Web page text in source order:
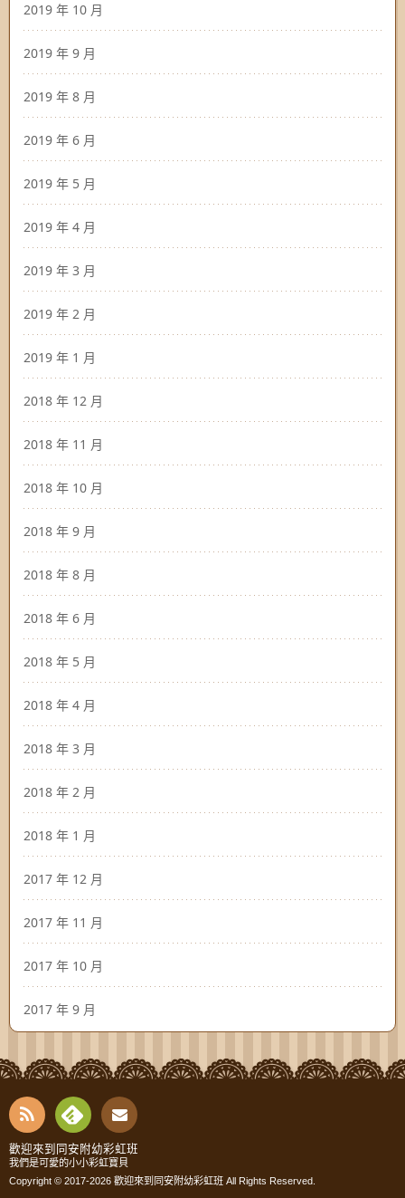
2019 年 10 月
2019 年 9 月
2019 年 8 月
2019 年 6 月
2019 年 5 月
2019 年 4 月
2019 年 3 月
2019 年 2 月
2019 年 1 月
2018 年 12 月
2018 年 11 月
2018 年 10 月
2018 年 9 月
2018 年 8 月
2018 年 6 月
2018 年 5 月
2018 年 4 月
2018 年 3 月
2018 年 2 月
2018 年 1 月
2017 年 12 月
2017 年 11 月
2017 年 10 月
2017 年 9 月
RSS
Fee
dly
Cont
act
歡迎來到同安附幼彩虹班
我們是可愛的小小彩虹寶貝
Copyright © 2017-2026 歡迎來到同安附幼彩虹班 All Rights Reserved.